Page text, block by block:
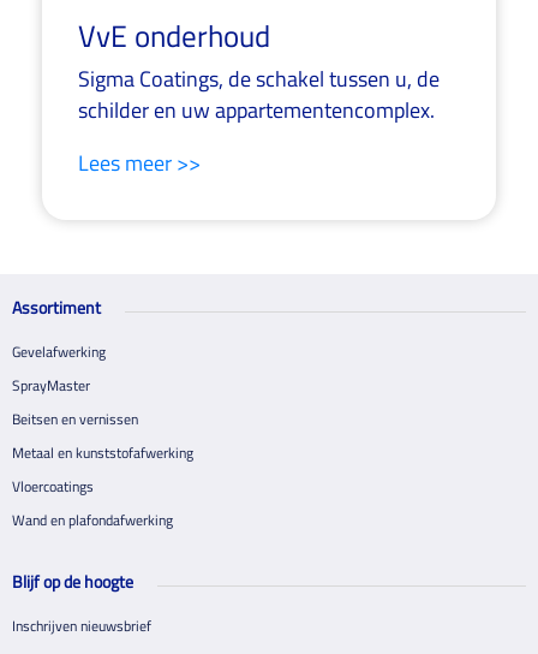
VvE onderhoud
Sigma Coatings, de schakel tussen u, de
schilder en uw appartementencomplex.
Lees meer >>
Assortiment
Gevelafwerking
SprayMaster
Beitsen en vernissen
Metaal en kunststofafwerking
Vloercoatings
Wand en plafondafwerking
Blijf op de hoogte
Inschrijven nieuwsbrief